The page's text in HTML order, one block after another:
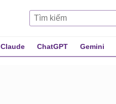
Claude ChatGPT Gemini